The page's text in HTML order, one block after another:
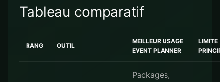
Tableau comparatif
RANG OUTIL
MEILLEUR USAGE
EVENT PLANNER
LIMITE
Packages,